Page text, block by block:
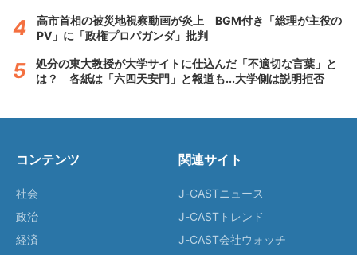
高市首相の被災地視察動画が炎上 BGM付き「総理が主役の
PV」に「政権プロパガンダ」批判
処分の東大教授が大学サイトに仕込んだ「不適切な言葉」と
は？ 各紙は「六四天安門」と報道も...大学側は説明拒否
コンテンツ
社会
政治
経済
関連サイト
J-CASTニュース
J-CASTトレンド
J-CAST会社ウォッチ